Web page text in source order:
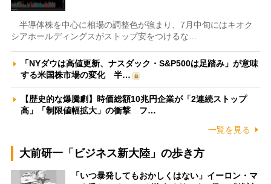
半導体株を中心に相場の調整色が強まり、7月中旬にはキオク
シアホールディングスがストップ安をつけるな…
「NYダウは高値更新、ナスダック・S&P500は足踏み」が意味
する米国株市場の変化 半…
【歴史的な爆騰劇】時価総額10兆円企業が「2連続ストップ
高」「制限値幅拡大」の衝撃 フ…
一覧を見る
大前研一「ビジネス新大陸」の歩き方
「いつ暴発してもおかしくはない」イーロン・マ